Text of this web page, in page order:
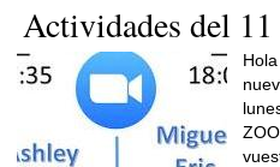
Actividades del